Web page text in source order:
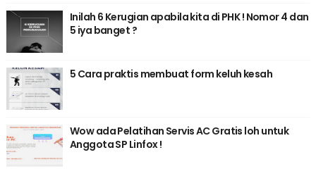
Inilah 6 Kerugian apabila kita di PHK ! Nomor 4 dan
5 iya banget ?
5 Cara praktis membuat form keluh kesah
Wow ada Pelatihan Servis AC Gratis loh untuk
Anggota SP Linfox !